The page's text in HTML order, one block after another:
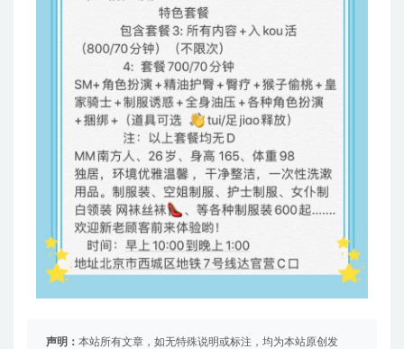
声明： 本站所有文章，如无特殊说明或标注，均为本站原创发